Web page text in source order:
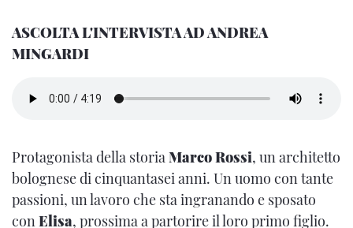
ASCOLTA L'INTERVISTA AD ANDREA
MINGARDI
Protagonista della storiaMarco Rossi, un architetto
bolognese di cinquantasei anni. Un uomo con tante
passioni, un lavoro che sta ingranando e sposato
conElisa, prossima a partorire il loro primo figlio.